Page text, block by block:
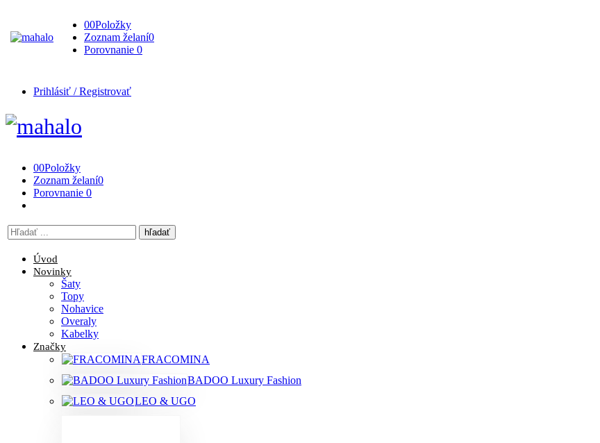
00Položky
Zoznam želaní0
Porovnanie 0
Prihlásiť / Registrovať
00Položky
Zoznam želaní0
Porovnanie 0
Vyhľadávanie
tu
Úvod
Novinky
Šaty
Topy
Nohavice
Overaly
Kabelky
Značky
FRACOMINA
BADOO Luxury Fashion
LEO & UGO